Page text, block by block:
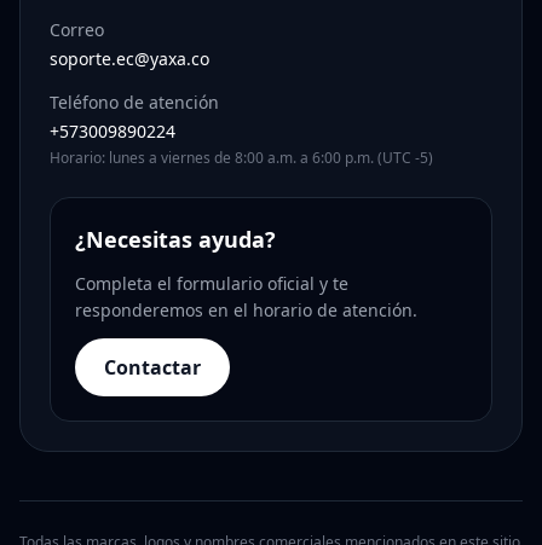
Correo
soporte.ec@yaxa.co
Teléfono de atención
+573009890224
Horario: lunes a viernes de 8:00 a.m. a 6:00 p.m. (UTC -5)
¿Necesitas ayuda?
Completa el formulario oficial y te
responderemos en el horario de atención.
Contactar